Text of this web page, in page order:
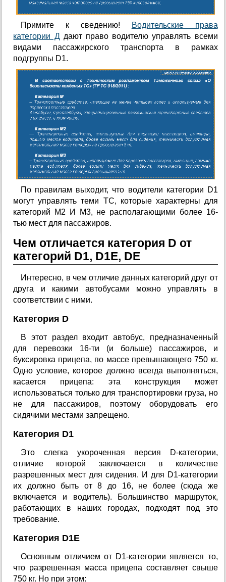
Примите к сведению!
Водительские права
категории Ддают право водителю управлять всеми
видами пассажирского транспорта в рамках
подгруппы D1.
По правилам выходит, что водители категории D1
могут управлять теми ТС, которые характерны для
категорий М2 И М3, не располагающими более 16-
тью мест для пассажиров.
Чем отличается категория D от
категорий D1, D1E, DE
Интересно, в чем отличие данных категорий друг от
друга и какими автобусами можно управлять в
соответствии с ними.
Категория D
В этот раздел входит автобус, предназначенный
для перевозки 16-ти (и больше) пассажиров, и
буксировка прицепа, по массе превышающего 750 кг.
Одно условие, которое должно всегда выполняться,
касается прицепа: эта конструкция может
использоваться только для транспортировки груза, но
не для пассажиров, поэтому оборудовать его
сидячими местами запрещено.
Категория D1
Это слегка укороченная версия D-категории,
отличие которой заключается в количестве
разрешенных мест для сидения. И для D1-категории
их должно быть от 8 до 16, не более (сюда же
включается и водитель). Большинство маршруток,
работающих в наших городах, подходят под это
требование.
Категория D1E
Основным отличием от D1-категории является то,
что разрешенная масса прицепа составляет свыше
750 кг. Но при этом: